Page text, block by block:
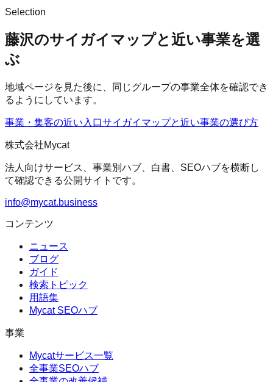
Selection
藤沢のサイガイマップと近い事業を選
ぶ
地域ページを見た後に、同じグループの事業全体を確認でき
るようにしています。
事業・集客の近い入口サイガイマップと近い事業の選び方
株式会社Mycat
法人向けサービス、事業別ハブ、白書、SEOハブを横断し
て確認できる公開サイトです。
info@mycat.business
コンテンツ
ニュース
ブログ
ガイド
検索トピック
用語集
Mycat SEOハブ
事業
Mycatサービス一覧
全事業SEOハブ